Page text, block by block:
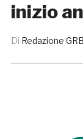
inizio
Di Redazione GRB